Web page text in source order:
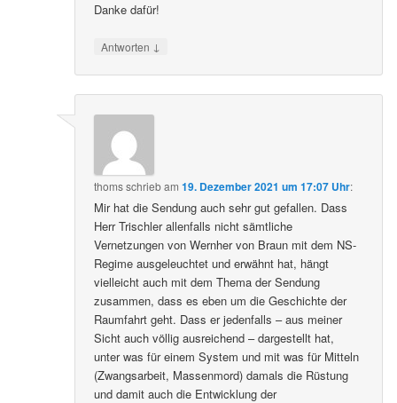
Danke dafür!
Antworten ↓
thomsschriebam19. Dezember 2021 um 17:07 Uhr:
Mir hat die Sendung auch sehr gut gefallen. Dass
Herr Trischler allenfalls nicht sämtliche
Vernetzungen von Wernher von Braun mit dem NS-
Regime ausgeleuchtet und erwähnt hat, hängt
vielleicht auch mit dem Thema der Sendung
zusammen, dass es eben um die Geschichte der
Raumfahrt geht. Dass er jedenfalls – aus meiner
Sicht auch völlig ausreichend – dargestellt hat,
unter was für einem System und mit was für Mitteln
(Zwangsarbeit, Massenmord) damals die Rüstung
und damit auch die Entwicklung der